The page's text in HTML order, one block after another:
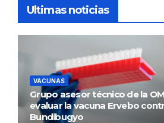
Ultimas noticias
VACUNAS
Grupo asesor técnico de la
evaluar la vacuna Ervebo
Bundibugyo